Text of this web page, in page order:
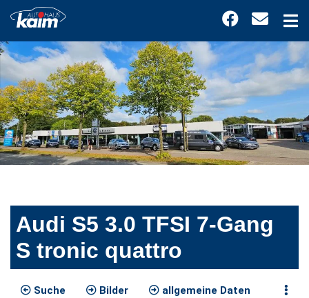
Audi S5 3.0 TFSI 7-Gang
S tronic quattro
Suche Bilder allgemeine Daten